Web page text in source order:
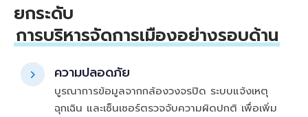
ยกระดับ
การบริหารจัดการเมืองอย่างรอบด้าน
ความปลอดภัย
บูรณาการข้อมูลจากกล้องวงจรปิด ระบบแจ้งเหตุ
ฉุกเฉิน และเซ็นเซอร์ตรวจจับความผิดปกติ เพื่อเพิ่ม